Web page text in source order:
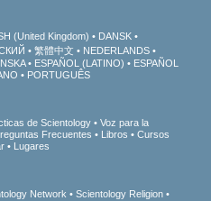
(United Kingdom)
DANSK
繁體中文
NEDERLANDS
ESPAÑOL (LATINO)
ESPAÑOL
PORTUGUÊS
de Scientology
Voz para la
Frecuentes Libros
Cursos
Lugares
Network
Scientology Religion